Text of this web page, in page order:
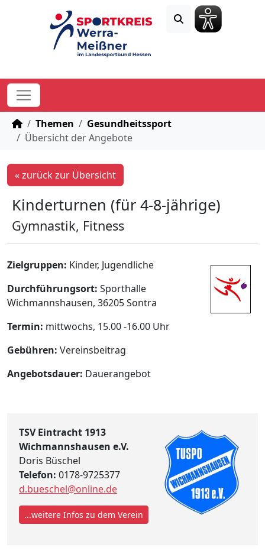
STARTSEITE
Themen
Gesundheitssport
Übersicht der Angebote
« zurück zur Übersicht
Kinderturnen (für 4-8-jährige)
Gymnastik, Fitness
Zielgruppen: Kinder, Jugendliche
Durchführungsort: Sporthalle
Wichmannshausen, 36205 Sontra
Termin: mittwochs, 15.00 -16.00 Uhr
Gebühren: Vereinsbeitrag
Angebotsdauer: Dauerangebot
TSV Eintracht 1913
Wichmannshausen e.V.
Doris Büschel
Telefon: 0178-9725377
d.bueschel@online.de
...weitere Infos zu dem Verein